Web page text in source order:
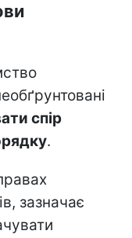
спір
.
зазначає